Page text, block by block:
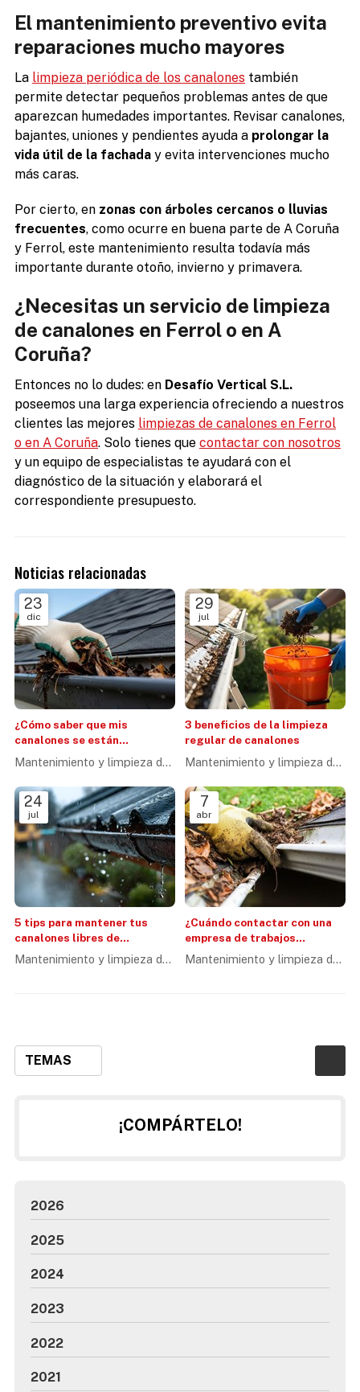
TEMAS
El mantenimiento preventivo evita
reparaciones mucho mayores
La limpieza periódica de los canalonestambién
permite detectar pequeños problemas antes de que
aparezcan humedades importantes. Revisar canalones,
bajantes, uniones y pendientes ayuda a prolongar la
vida útil de la fachaday evita intervenciones mucho
más caras.
Por cierto, en zonas con árboles cercanos o lluvias
frecuentes, como ocurre en buena parte de A Coruña
y Ferrol, este mantenimiento resulta todavía más
importante durante otoño, invierno y primavera.
¿Necesitas un servicio de limpieza
de canalones en Ferrol o en A
Coruña?
Entonces no lo dudes: en Desafío Vertical S.L.
poseemos una larga experiencia ofreciendo a nuestros
clientes las mejores limpiezas de canalones en Ferrol
o en A Coruña. Solo tienes que contactar con nosotros
y un equipo de especialistas te ayudará con el
diagnóstico de la situación y elaborará el
correspondiente presupuesto.
Noticias relacionadas
23
dic
¿Cómo saber que mis
canalones se están
obstruyendo?
Mantenimiento y limpieza de
29
jul
3 beneficios de la limpieza
regular de canalones
Mantenimiento y limpieza de
24
jul
5 tips para mantener tus
canalones libres de
obstrucciones
Mantenimiento y limpieza de
7
abr
¿Cuándo contactar con una
empresa de trabajos
verticales?
Mantenimiento y limpieza de
¡COMPÁRTELO!
2026
2025
2024
2023
2022
2021